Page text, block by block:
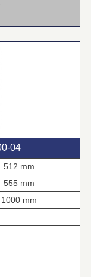
512 mm
555 mm
1000 mm